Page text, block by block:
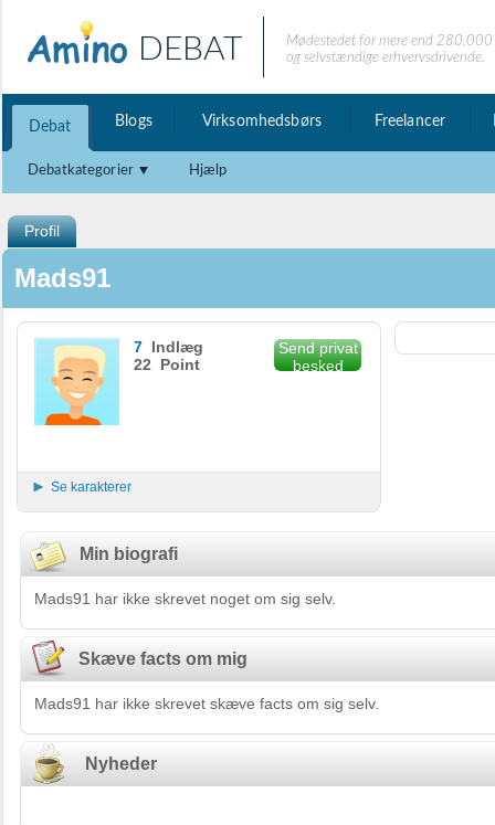
DEBAT
Mødestedet for mere end
og selvstændige erhvervsdrivende.
Debat Blogs Virksomhedsbørs Freelancer
Debatkategorier Hjælp
Profil
Mads91
7 Indlæg
22 Point
Send privat
besked
Se karakterer
Min biografi
Mads91 har ikke skrevet noget om sig selv.
Skæve facts om mig
Mads91 har ikke skrevet skæve facts om sig selv.
Nyheder